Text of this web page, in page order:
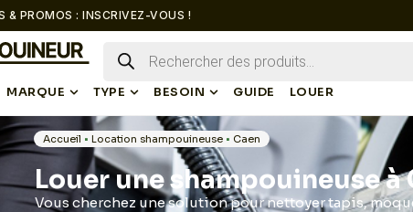
& PROMOS : INSCRIVEZ-VOUS !
MARQUE TYPE BESOIN GUIDE LOUER
Accueil •Location shampouineuse • Caen
Louer une shampouineuse à
Vous cherchez une solution pour nettoyer tapis,